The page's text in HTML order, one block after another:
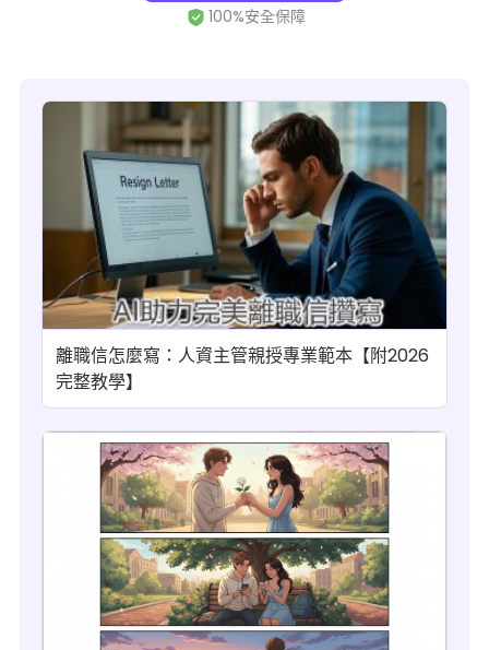
離職信怎麼寫：人資主管親授專業範本【附2026
完整教學】